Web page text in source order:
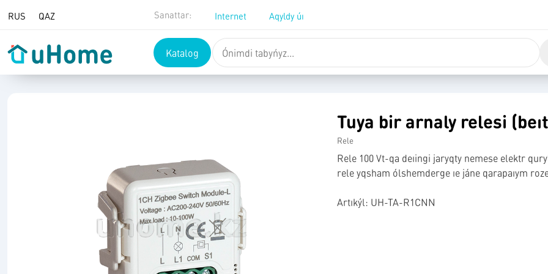
Katalog
Internet Aqyldy úı
Sanattar:
RUS QAZ
Tuya bir arnaly relesi
Rele
Rele 100 Vt-qa deıingi jaryqty nemese elektr
rele yqsham ólshemderge ıe jáne qarapaıym
Artıkýl: UH-TA-R1CNN